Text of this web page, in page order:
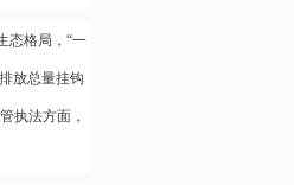
态格局，“一
放总量挂钩
执法方面，